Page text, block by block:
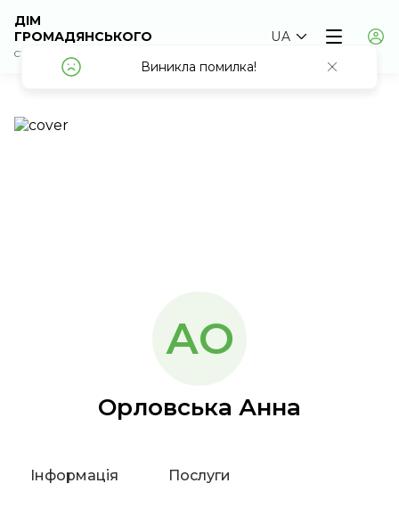
ДІМ
ГРОМАДЯНСЬКОГО
СУСПІЛЬСТВА
UA
АО
Орловська Анна
Інформація Послуги